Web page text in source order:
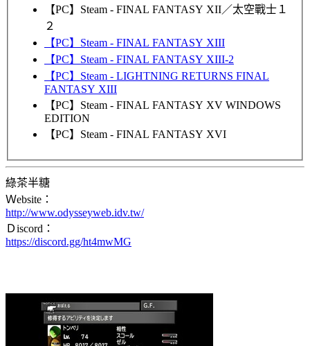
【PC】Steam - FINAL FANTASY XII／太空戰士１
２
【PC】Steam - FINAL FANTASY XIII
【PC】Steam - FINAL FANTASY XIII-2
【PC】Steam - LIGHTNING RETURNS FINAL
FANTASY XIII
【PC】Steam - FINAL FANTASY XV WINDOWS
EDITION
【PC】Steam - FINAL FANTASY XVI
綠茶半糖
Ｗebsite：
http://www.odysseyweb.idv.tw/
Ｄiscord：
https://discord.gg/ht4mwMG